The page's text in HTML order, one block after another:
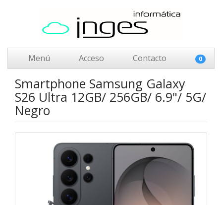
Menú Acceso Contacto 0
Smartphone Samsung Galaxy
S26 Ultra 12GB/ 256GB/ 6.9"/ 5G/
Negro